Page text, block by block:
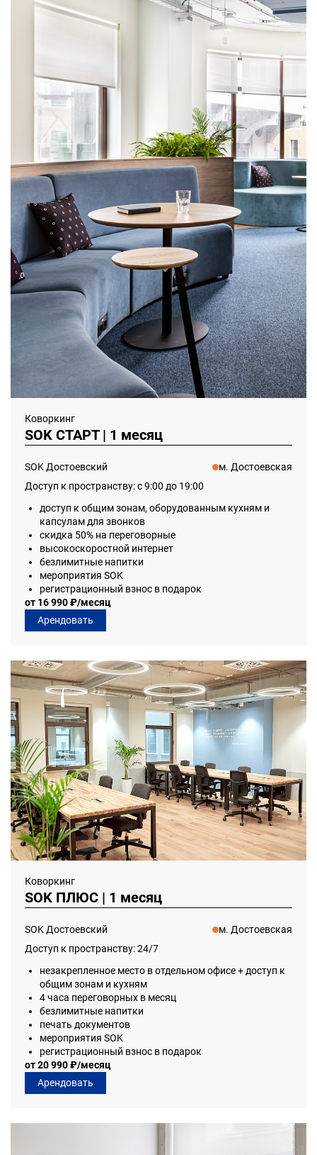
Коворкинг
SOK СТАРТ | 1 месяц
SOK Достоевский
м. Достоевская
Доступ к пространству: с 9:00 до 19:00
доступ к общим зонам, оборудованным кухням и
капсулам для звонков
скидка 50% на переговорные
высокоскоростной интернет
безлимитные напитки
мероприятия SOK
регистрационный взнос в подарок
от 16 990 ₽/месяц
Арендовать
Коворкинг
SOK ПЛЮС | 1 месяц
SOK Достоевский
м. Достоевская
Доступ к пространству: 24/7
незакрепленное место в отдельном офисе + доступ к
общим зонам и кухням
4 часа переговорных в месяц
безлимитные напитки
печать документов
мероприятия SOK
регистрационный взнос в подарок
от 20 990 ₽/месяц
Арендовать